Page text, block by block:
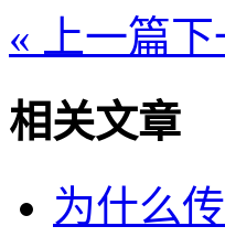
« 上一篇下
相关文章
为什么